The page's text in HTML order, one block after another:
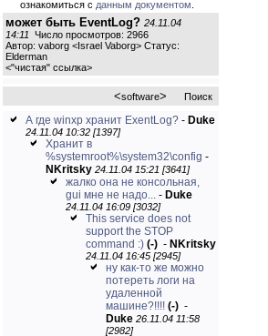
ознакомиться с данным документом
может быть EventLog? 24.11.04
14:11 Число просмотров: 2966
Автор: vaborg <Israel Vaborg> Статус:
Elderman
<"чистая" ссылка>
<software> Поиск
А где winxp хранит ExentLog? - Duke
24.11.04 10:32 [1397]
Хранит в
%systemroot%\system32\config -
NKritsky 24.11.04 15:21 [3641]
жалко она не консольная,
gui мне не надо... - Duke
24.11.04 16:09 [3032]
This service does not
support the STOP
command :) (-) - NKritsky
24.11.04 16:45 [2945]
ну как-то же можно
потереть логи на
удаленной
машине?!!!! (-) -
Duke 26.11.04 11:58
[2982]